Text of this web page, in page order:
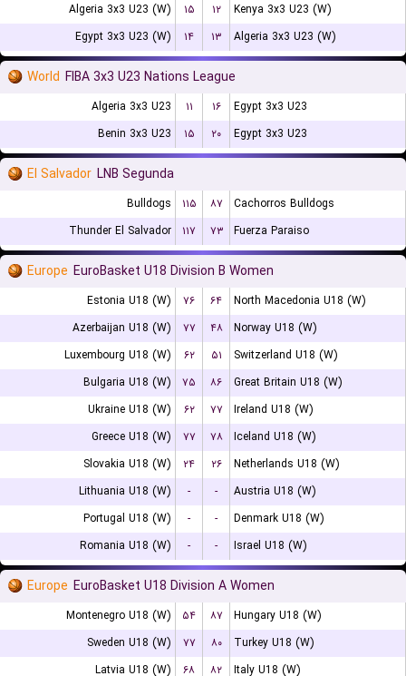
Algeria 3x3 U23 (W) ۱۵ ۱۲
Kenya 3x3 U23 (W)
Egypt 3x3 U23 (W)
۱۴ ۱۳ Algeria 3x3 U23 (W)
World FIBA 3x3 U23 Nations League
Algeria 3x3 U23 ۱۱ ۱۶
Egypt 3x3 U23
Benin 3x3 U23
۱۵ ۲۰ Egypt 3x3 U23
El Salvador LNB Segunda
Bulldogs ۱۱۵ ۸۷
Cachorros Bulldogs
Thunder El Salvador
۱۱۷ ۷۳ Fuerza Paraiso
Europe EuroBasket U18 Division B Women
Estonia U18 (W) ۷۶ ۶۴
North Macedonia U18 (W)
Azerbaijan U18 (W)
۷۷ ۴۸
Norway U18 (W)
Luxembourg U18 (W)
۶۲ ۵۱
Switzerland U18 (W)
Bulgaria U18 (W)
۷۵ ۸۶
Great Britain U18 (W)
Ukraine U18 (W)
۶۲ ۷۷
Ireland U18 (W)
Greece U18 (W)
۷۷ ۷۸
Iceland U18 (W)
Slovakia U18 (W)
۲۴ ۲۶
Netherlands U18 (W)
Lithuania U18 (W)
- -
Austria U18 (W)
Portugal U18 (W)
- -
Denmark U18 (W)
Romania U18 (W)
- - Israel U18 (W)
Europe EuroBasket U18 Division A Women
Montenegro U18 (W) ۵۴ ۸۷
Hungary U18 (W)
Sweden U18 (W)
۷۷ ۸۰
Turkey U18 (W)
Latvia U18 (W)
۶۸ ۸۲ Italy U18 (W)